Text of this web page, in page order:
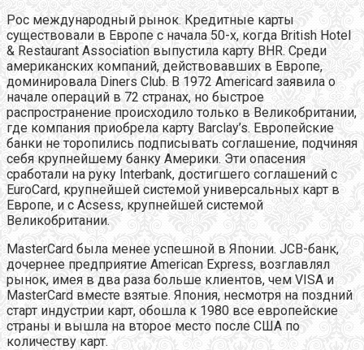
Рос международный рынок. Кредитные карты
существовали в Европе с начала 50-х, когда British Hotel
& Restaurant Association выпустила карту BHR. Среди
американских компаний, действовавших в Европе,
доминировала Diners Club. В 1972 Americard заявила о
начале операций в 72 странах, но быстрое
распространение происходило только в Великобритании,
где компания приобрела карту Barclay’s. Европейские
банки не торопились подписывать соглашение, подчиняя
себя крупнейшему банку Америки. Эти опасения
сработали на руку Interbank, достигшего соглашений с
EuroCard, крупнейшей системой универсальных карт в
Европе, и с Acsess, крупнейшей системой
Великобритании.
MasterCard была менее успешной в Японии. JCB-банк,
дочернее предприятие American Express, возглавлял
рынок, имея в два раза больше клиентов, чем VISA и
MasterCard вместе взятые. Япония, несмотря на поздний
старт индустрии карт, обошла к 1980 все европейские
страны и вышла на второе место после США по
количеству карт.